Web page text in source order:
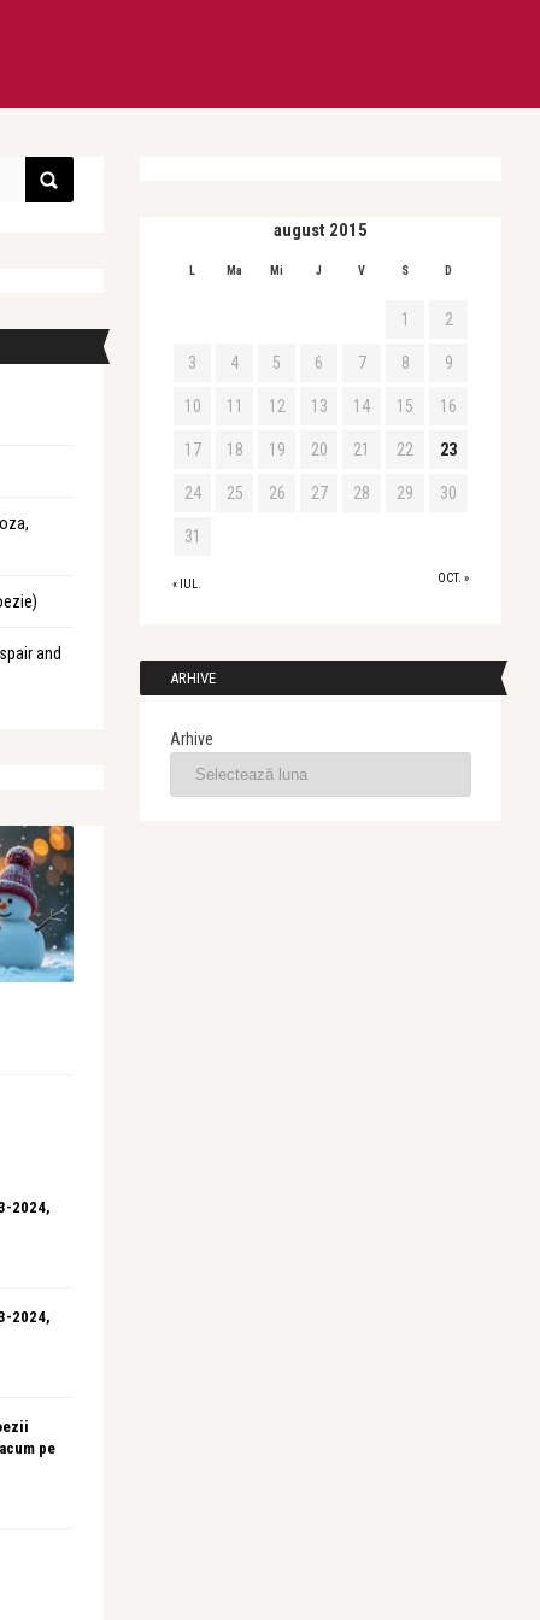
and
2024,
2024,
pe
august 2015
L Ma Mi J V S D
« IUL. OCT. »
1 2
3 4 5 6 7 8 9
10 11 12 13 14 15 16
17 18 19 20 21 22 23
24 25 26 27 28 29 30
31
ARHIVE
Arhive